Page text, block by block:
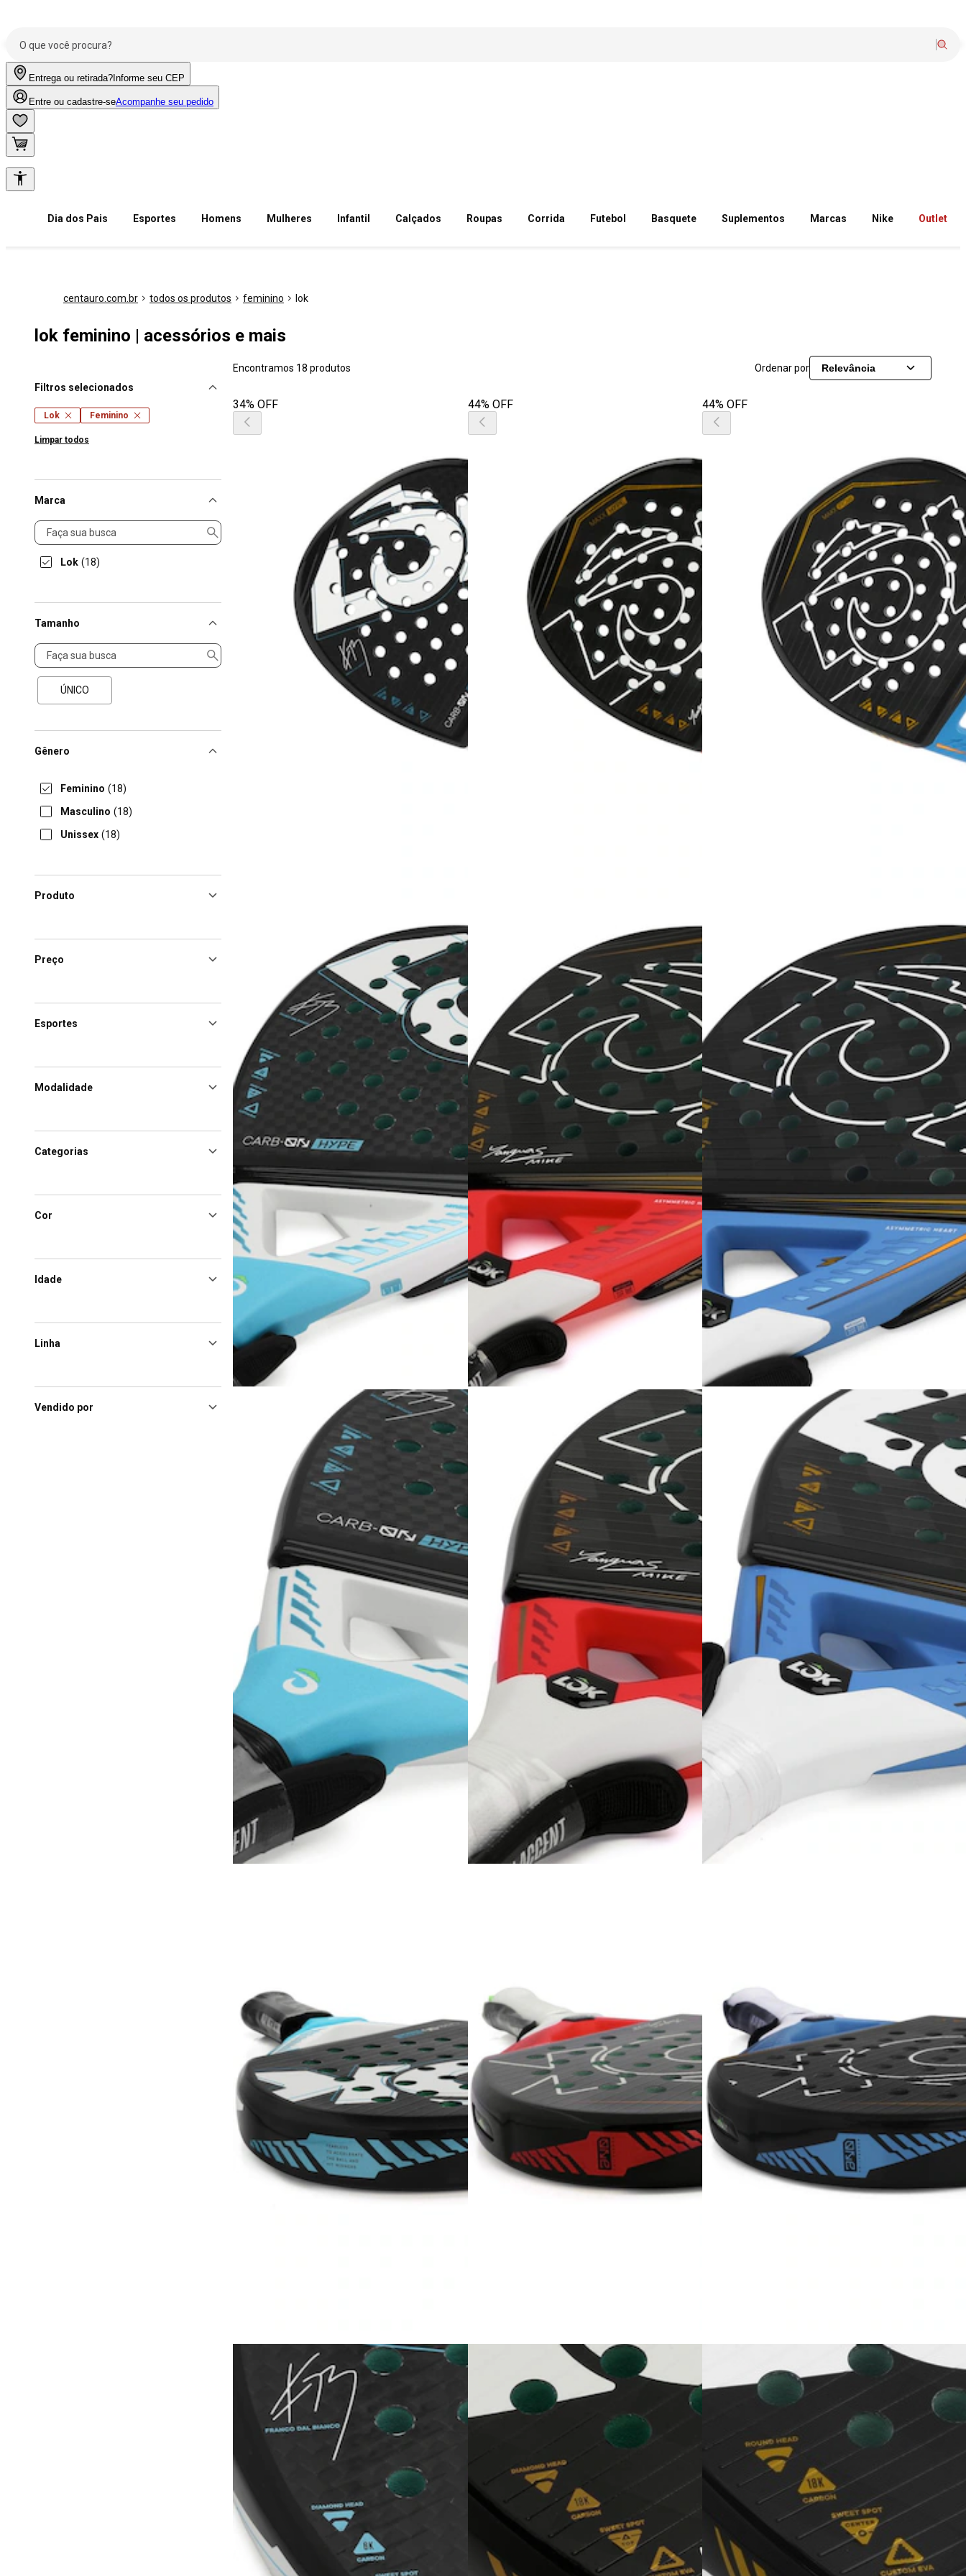
Entrega ou retirada? Informe seu CEP
Entre ou cadastre-seAcompanhe seu pedido
Dia dos Pais Esportes Homens Mulheres Infantil Calçados Roupas Corrida Futebol Basquete Suplementos Marcas Nike Outlet
centauro.com.br todos os produtos feminino lok
lok feminino | acessórios e mais
Filtros selecionados
Lok Feminino
Limpar todos
Marca
Marca
Lok (18)
Tamanho
Tamanho
ÚNICO
Gênero
Feminino (18)
Masculino (18)
Unissex (18)
Produto
Preço
Esportes
Modalidade
Categorias
Cor
Idade
Linha
Vendido por
Encontramos 18 produtos Ordenar por Relevância
34% OFF 44% OFF 44% OFF